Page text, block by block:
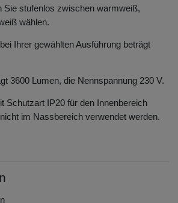
Sie stufenlos zwischen warmweiß,
wählen.
Ihrer gewählten Ausführung beträgt
3600 Lumen, die Nennspannung 230 V.
Schutzart IP20 für den Innenbereich
im Nassbereich verwendet werden.